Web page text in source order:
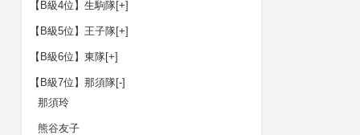
【B級4位】生駒隊[+]
【B級5位】王子隊[+]
【B級6位】東隊[+]
【B級7位】那須隊[-]
那須玲
熊谷友子